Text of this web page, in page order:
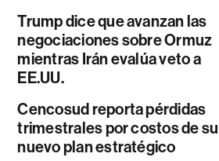
Trump dice que avanzan las
negociaciones sobre Ormuz
mientras Irán evalúa veto a
EE.UU.
Cencosud reporta pérdidas
trimestrales por costos de su
nuevo plan estratégico